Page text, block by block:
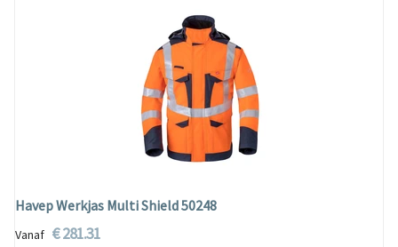
Havep Werkjas Multi Shield 50248
Vanaf € 281.31